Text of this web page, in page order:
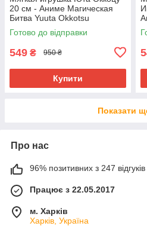
20 см - Аниме Магическая
Битва Yuuta Okkotsu
Готово до відправки
549 ₴ 950 ₴
Купити
Показати
Про нас
96% позитивних з 247 відгуків
Працює з 22.05.2017
м. Харків
Харків, Україна